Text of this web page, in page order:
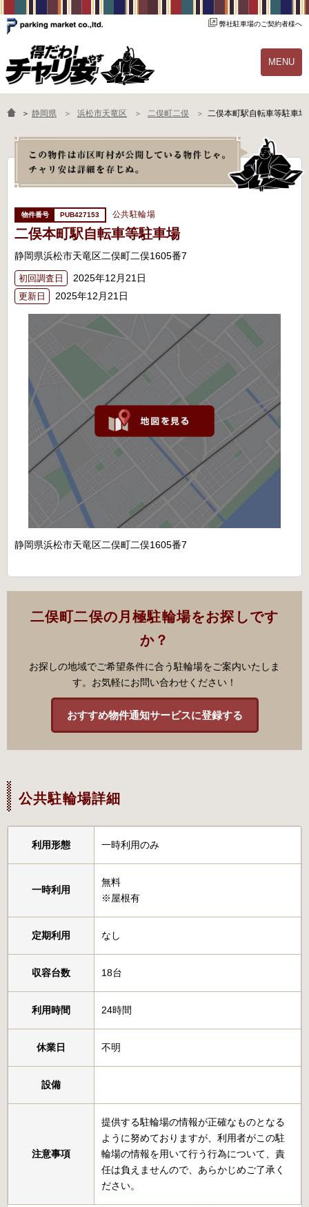
弊社駐車場のご契約者様へ
MENU
物件一覧 ご契約の流れ
よくあるご質問 駐輪場オーナー様へ
＞ 静岡県 浜松市天竜区 二俣町二俣 二俣本町駅自転車等駐車場
PUB427153 公共駐輪場
二俣本町駅自転車等駐車場
静岡県浜松市天竜区二俣町二俣1605番7
初回調査日 2025年12月21日
更新日 2025年12月21日
静岡県浜松市天竜区二俣町二俣1605番7
二俣町二俣の月極駐輪場をお探しです
か？
お探しの地域でご希望条件に合う駐輪場をご案内いたしま
す。お気軽にお問い合わせください！
おすすめ物件通知サービスに登録する
公共駐輪場詳細
利用形態 一時利用のみ
一時利用
無料
※屋根有
定期利用 なし
収容台数 18台
利用時間 24時間
休業日 不明
設備
注意事項
提供する駐輪場の情報が正確なものとなる
ように努めておりますが、利用者がこの駐
輪場の情報を用いて行う行為について、責
任は負えませんので、あらかじめご了承く
ださい。